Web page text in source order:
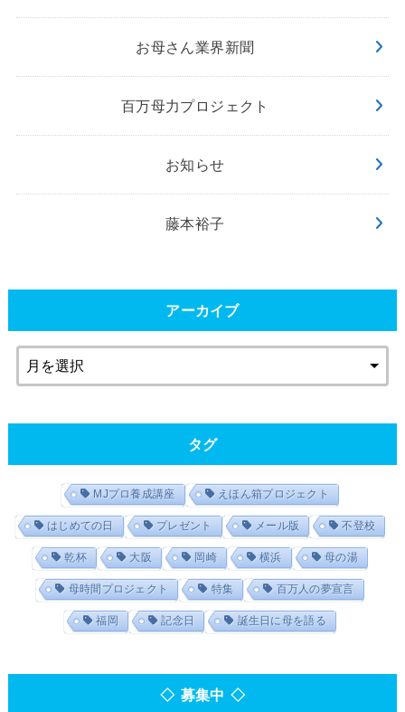
お母さん業界新聞
百万母力プロジェクト
お知らせ
藤本裕子
アーカイブ
タグ
MJプロ養成講座 えほん箱プロジェクト
はじめての日 プレゼント メール版 不登校
乾杯 大阪 岡崎 横浜 母の湯
母時間プロジェクト 特集 百万人の夢宣言
福岡 記念日 誕生日に母を語る
◇ 募集中 ◇